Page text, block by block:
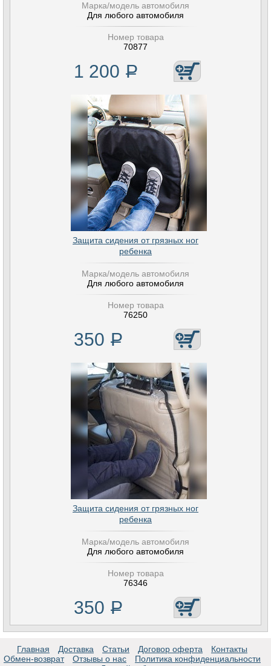
Марка/модель автомобиля
Для любого автомобиля
Номер товара
70877
1 200 Р
Защита сидения от грязных ног
ребенка
Марка/модель автомобиля
Для любого автомобиля
Номер товара
76250
350 Р
Защита сидения от грязных ног
ребенка
Марка/модель автомобиля
Для любого автомобиля
Номер товара
76346
350 Р
Главная Доставка Статьи Договор оферта
Контакты
Обмен-возврат
Отзывы о нас
Политика конфиденциальности